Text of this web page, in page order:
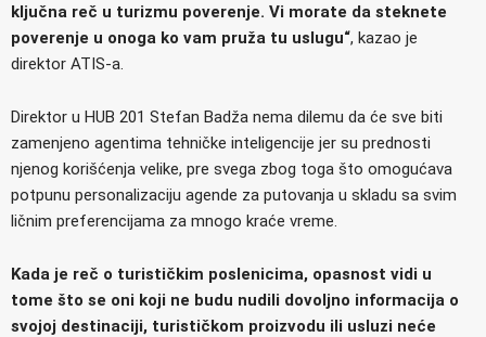
ključna reč u turizmu poverenje. Vi morate da steknete
poverenje u onoga ko vam pruža tu uslugu“, kazao je
direktor ATIS-a.
Direktor u HUB 201 Stefan Badža nema dilemu da će sve biti
zamenjeno agentima tehničke inteligencije jer su prednosti
njenog korišćenja velike, pre svega zbog toga što omogućava
potpunu personalizaciju agende za putovanja u skladu sa svim
ličnim preferencijama za mnogo kraće vreme.
Kada je reč o turističkim poslenicima, opasnost vidi u
tome što se oni koji ne budu nudili dovoljno informacija o
svojoj destinaciji, turističkom proizvodu ili usluzi neće